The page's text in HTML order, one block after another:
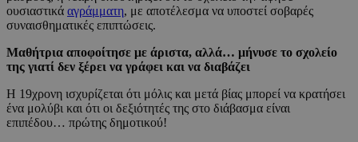
ουσιαστικά αγράμματη, με αποτέλεσμα να υποστεί σοβαρές
συναισθηματικές επιπτώσεις.
Μαθήτρια αποφοίτησε με άριστα, αλλά… μήνυσε το σχολείο
της γιατί δεν ξέρει να γράφει και να διαβάζει
Η 19χρονη ισχυρίζεται ότι μόλις και μετά βίας μπορεί να κρατήσει
ένα μολύβι και ότι οι δεξιότητές της στο διάβασμα είναι
επιπέδου… πρώτης δημοτικού!